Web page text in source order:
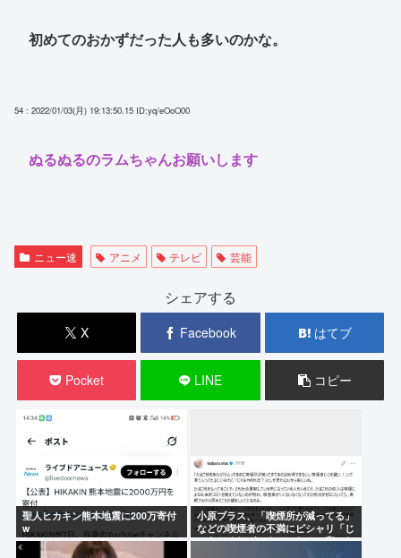
初めてのおかずだった人も多いのかな。
54 : 2022/01/03(月) 19:13:50.15 ID:yq/eOoO00
ぬるぬるのラムちゃんお願いします
ニュー速 アニメ テレビ 芸能
シェアする
X Facebook はてブ
Pocket LINE コピー
聖人ヒカキン熊本地震に200万寄付
w
小原ブラス、「喫煙所が減ってる」
などの喫煙者の不満にピシャリ「じ
ゃあやめれば？タバコなんて家でだ